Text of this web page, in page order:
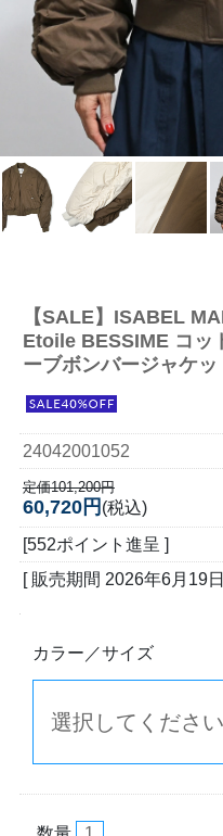
【SALE】 ISABEL
Etoile BESSIME コッ
ーブボンバージャケ
24042001052
定価101,200円
60,720円 (税込)
[552ポイント進呈 ]
[ 販売期間 2026年6月19
カラー／サイズ